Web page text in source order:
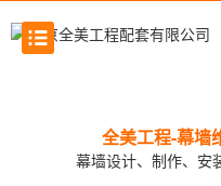
全美工程-幕墙
幕墙设计、制作、安